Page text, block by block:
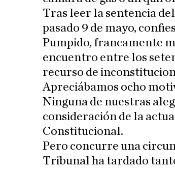
Tras leer la sentencia
pasado 9 de mayo,
Pumpido, francamente
encuentro entre los
recurso de
Apreciábamos ocho
Ninguna de nuestras
consideración de la
Constitucional.
Pero concurre una
Tribunal ha tardado